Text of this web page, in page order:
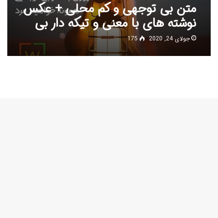
متن بی توجهی و کم محلی + عکس
نوشته های با معنی و تیکه دار بی
توجهی
جولای 24, 2020 175